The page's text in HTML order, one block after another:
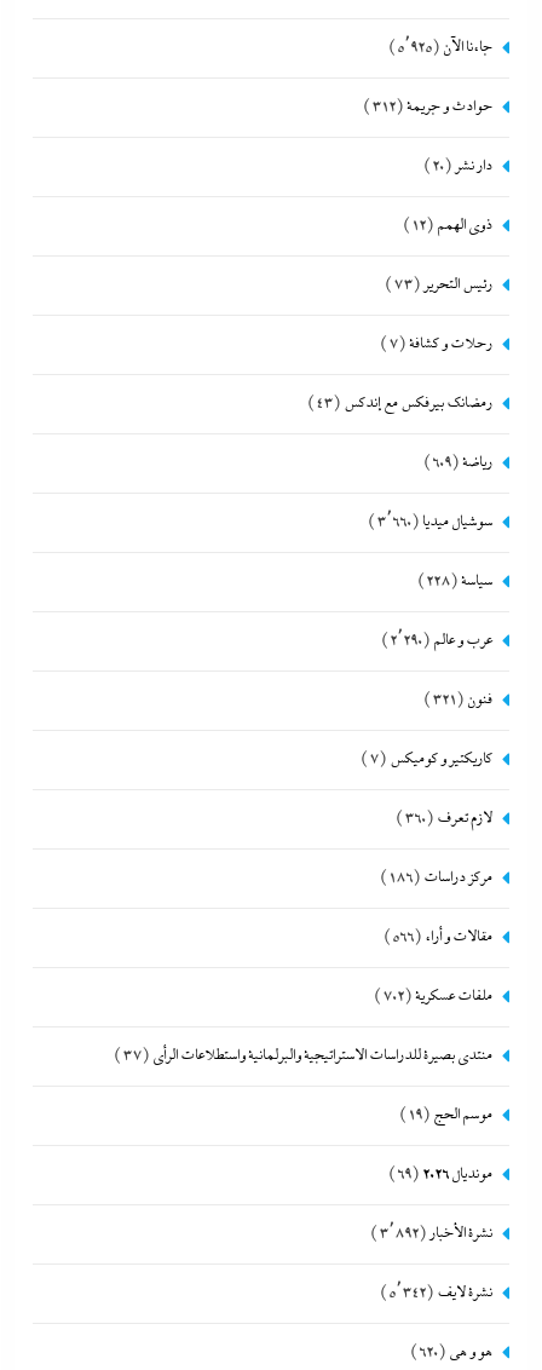
جاءنا الآن (5٬925)
حوادث و جريمة(312)
دار نشر (20)
ذوى الهمم (12)
رئيس التحرير (73)
رحلات و كشافة(7)
رمضانك بيرفكس مع إندكس (43)
رياضة(609)
سوشيال ميديا (3٬660)
سياسة(228)
عرب و عالم (2٬290)
فنون (321)
كاريكتير و كوميكس (7)
لازم تعرف (360)
مركز دراسات (186)
مقالات و أراء (566)
ملفات عسكرية(702)
منتدى بصيرة للدراسات الاستراتيجية والبرلمانية واستطلاعات الرأى (37)
موسم الحج (19)
مونديال 2026 (69)
نشرة الأخبار (3٬892)
نشرة لايف (5٬342)
هو و هي (620)